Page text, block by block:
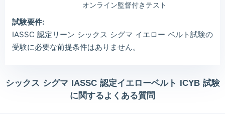
オンライン監督付きテスト
試験要件:
IASSC 認定リーン シックス シグマ イエロー ベルト試験の
受験に必要な前提条件はありません。
シックス シグマ IASSC 認定イエローベルト ICYB 試験
に関するよくある質問